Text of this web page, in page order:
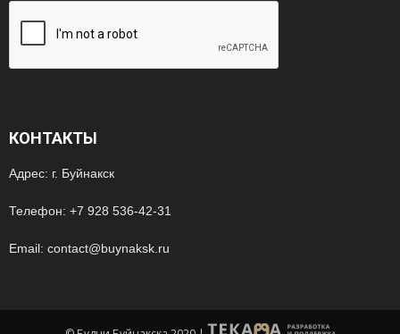
КОНТАКТЫ
Адрес: г. Буйнакск
Телефон: +7 928 536-42-31
Email: contact@buynaksk.ru